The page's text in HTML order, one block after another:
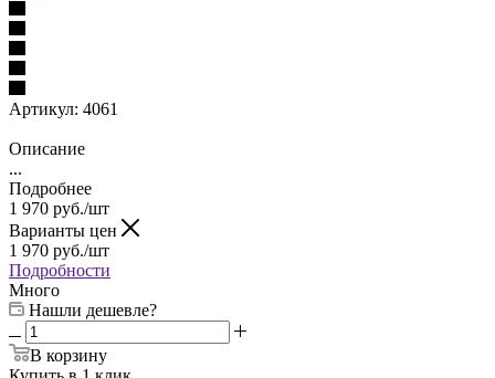
Артикул: 4061
Описание
...
Подробнее
1 970 руб./шт
Варианты цен
1 970 руб./шт
Подробности
Много
Нашли дешевле?
В корзину